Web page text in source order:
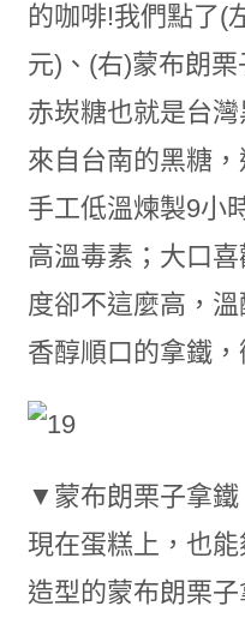
的咖啡!我們點了(
元)、(右)蒙布朗
赤崁糖也就是台
來自台南的黑糖
手工低溫煉製9小
高溫毒素；大口
度卻不這麼高，
香醇順口的拿鐵
▼蒙布朗栗子拿鐵
現在蛋糕上，也
造型的蒙布朗栗